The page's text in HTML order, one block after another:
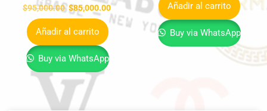
$95,000.00 $85,000.00
Añadir al carrito
Buy via WhatsApp
Añadir al carrito
Buy via WhatsApp